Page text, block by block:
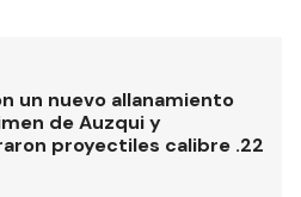
un nuevo allanamiento
de Auzqui y
proyectiles calibre .22